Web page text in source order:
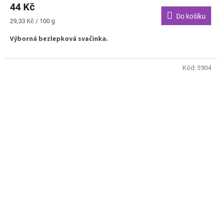
44 Kč
Měrná
29,33 Kč / 100 g
Do košíku
Výborná bezlepková svačinka.
Kód: 5904